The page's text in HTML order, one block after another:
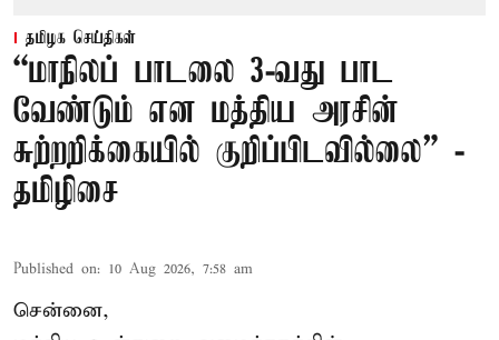
தமிழக செய்திகள்
“மாநிலப் பாடலை 3-வது பாட
வேண்டும் என மத்திய அரசின்
சுற்றறிக்கையில் குறிப்பிடவில்லை” -
தமிழிசை
Published on: 10 Aug 2026, 7:58 am
சென்னை,